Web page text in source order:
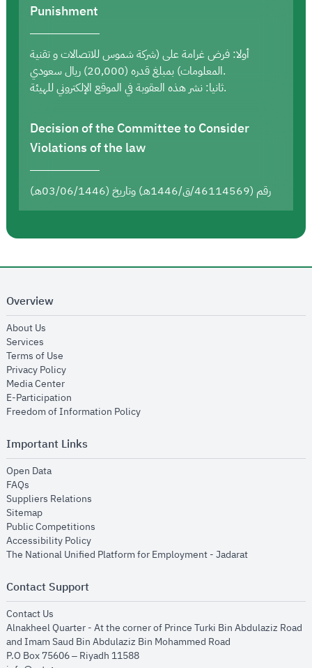
Punishment
أولا: فرض غرامة على (شركة شموس للاتصالات و تقنية
المعلومات) بمبلغ قدره (20,000) ريال سعودي.
ثانيا: نشر هذه العقوبة في الموقع الإلكتروني للهيئة.
Decision of the Committee to Consider
Violations of the law
رقم (46114569/ق/1446هـ) وتاريخ (03/06/1446هـ)
Overview
About Us
Services
Terms of Use
Privacy Policyopens in new window
Media Centeropens in new window
E-Participation
Freedom of Information Policyopens in new window
Important Links
Open Dataopens in new window
FAQs
Suppliers Relations
Sitemapopens in new window
Public Competitions
Accessibility Policyopens in new window
The National Unified Platform for Employment - Jadaratopens in new
Contact Support
Contact Us
Alnakheel Quarter - At the corner of Prince Turki Bin Abdulaziz Road
and Imam Saud Bin Abdulaziz Bin Mohammed Road​
P.O Box 75606 – Riyadh 11588